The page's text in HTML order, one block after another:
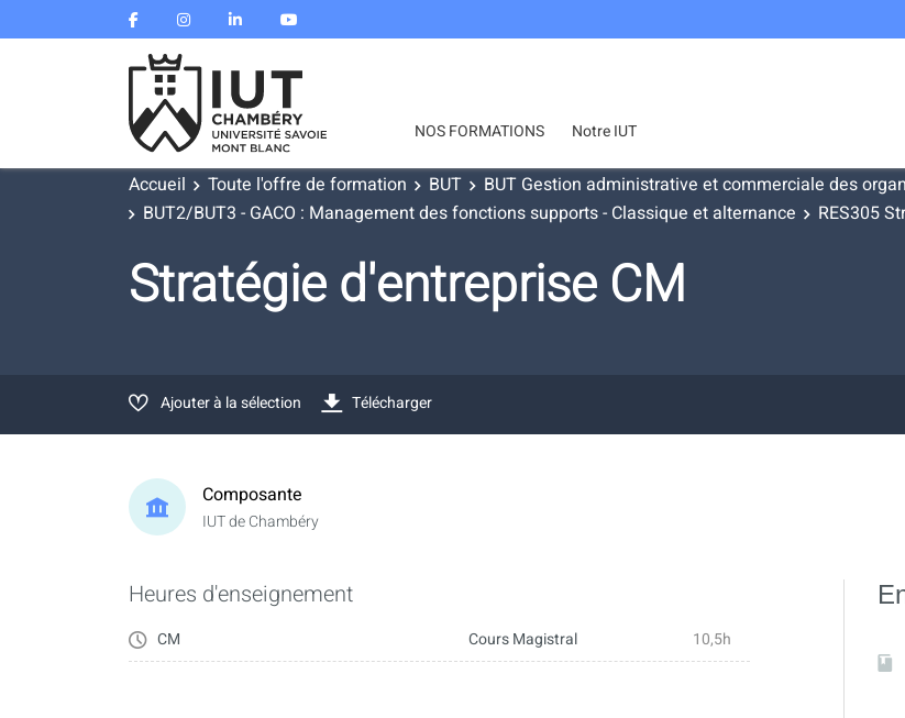
NOS FORMATIONS Notre IUT
Accueil Toute l'offre de formation BUT
BUT Gestion administrative et commerciale des
BUT2/BUT3 - GACO : Management des fonctions supports - Classique et alternance
RES305
Stratégie d'entreprise CM
Ajouter à la sélection Télécharger
Composante
IUT de Chambéry
Heures d'enseignement
CM Cours Magistral 10,5h